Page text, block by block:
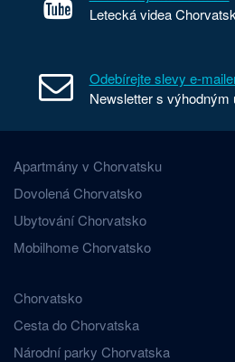
Letecká videa
Odebírejte slevy e-
Newsletter s
Apartmány v Chorvatsku
Dovolená Chorvatsko
Ubytování Chorvatsko
Mobilhome Chorvatsko
Chorvatsko
Cesta do Chorvatska
Národní parky Chorvatska